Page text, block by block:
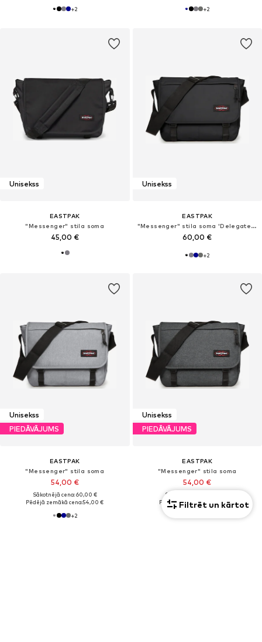
+2 +2
Unisekss
EASTPAK
"Messenger" stila soma
45,00 €
Unisekss
EASTPAK
"Messenger" stila soma 'Delegate +'
60,00 €
+2
Unisekss
PIEDĀVĀJUMS
EASTPAK
"Messenger" stila soma
54,00 €
Sākotnējā cena: 60,00 €
Pēdējā zemākā cena:54,00 €
+2
Unisekss
PIEDĀVĀJUMS
EASTPAK
"Messenger" stila soma
54,00 €
Sākotnējā cena: 60,00 €
Pēdējā zemākā cena:51,00 €
Filtrēt un kārtot